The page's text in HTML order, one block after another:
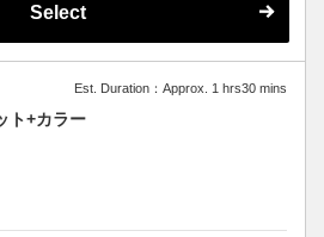
Select
Est. Duration：Approx. 1 hrs30 mins
ト+カラー